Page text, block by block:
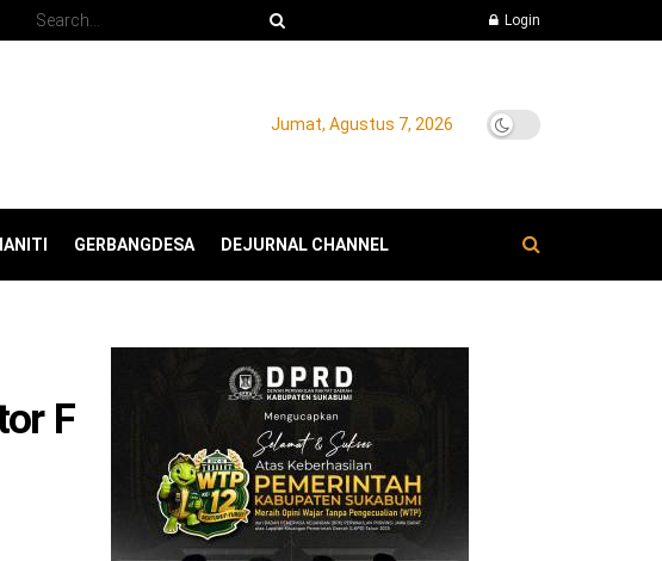
Login
Jumat, Agustus 7, 2026
GERBANGDESA DEJURNAL CHANNEL
F